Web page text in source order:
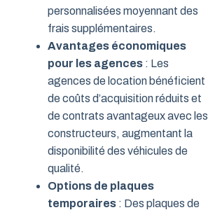
personnalisées moyennant des
frais supplémentaires.
Avantages économiques
pour les agences : Les
agences de location bénéficient
de coûts d’acquisition réduits et
de contrats avantageux avec les
constructeurs, augmentant la
disponibilité des véhicules de
qualité.
Options de plaques
temporaires : Des plaques de